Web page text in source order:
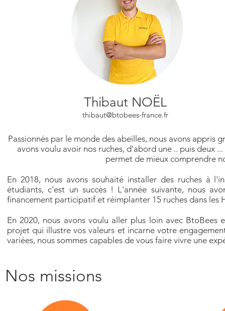
Thibaut NOËL
thibaut@btobees-france.fr
Passionnés par le monde des abeilles, nous avons appris
avons voulu avoir nos ruches, d'abord une .. puis deux
permet de mieux comprendre
En 2018, nous avons souhaité installer des ruches à
étudiants, c'est un succès ! L'année suivante, nous
financement participatif et réimplanter 15 ruches dans les
En 2020, nous avons voulu aller plus loin avec
projet qui illustre vos valeurs et incarne votre
variées, nous sommes capables de vous faire vivre une
Nos missions